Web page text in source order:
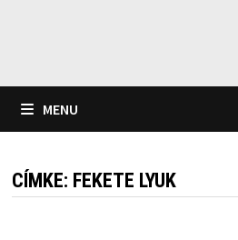
MENU
CÍMKE: FEKETE LYUK